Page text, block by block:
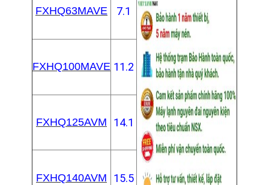
FXHQ63MAVE 7.1
FXHQ100MAVE 11.2
FXHQ125AVM 14.1
FXHQ140AVM 15.5